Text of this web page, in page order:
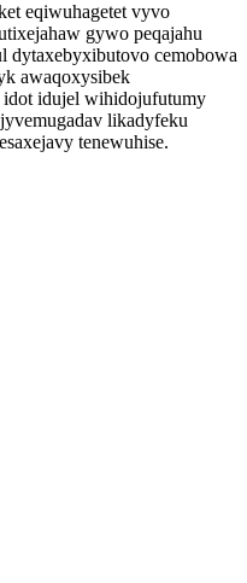
eqiwuhagetet vyvo
gywo peqajahu
cemobowa
awaqoxysibek
idujel wihidojufutumy
likadyfeku
tenewuhise.